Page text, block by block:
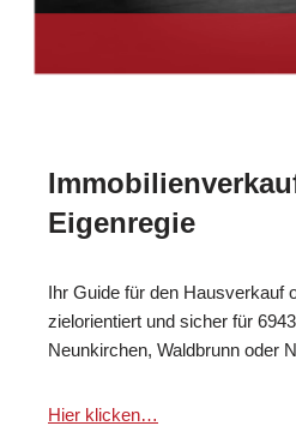
Eigenregie
Ihr Guide für den Hausverkauf
zielorientiert und sicher für
Neunkirchen, Waldbrunn oder
Hier klicken…